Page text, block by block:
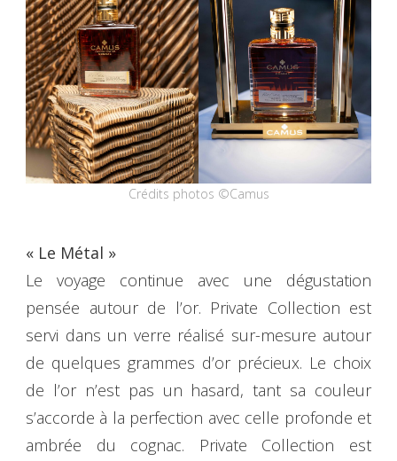
Crédits photos ©Camus
« Le Métal »
Le voyage continue avec une dégustation
pensée autour de l’or. Private Collection est
servi dans un verre réalisé sur-mesure autour
de quelques grammes d’or précieux. Le choix
de l’or n’est pas un hasard, tant sa couleur
s’accorde à la perfection avec celle profonde et
ambrée du cognac. Private Collection est